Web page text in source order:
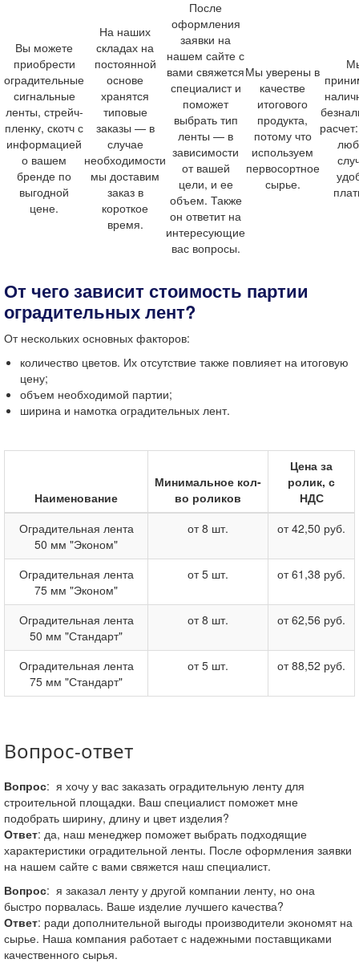
Вы можете
приобрести
оградительные
сигнальные
ленты, стрейч-
пленку, скотч с
информацией
о вашем
бренде по
выгодной
цене.
На наших
складах на
постоянной
основе
хранятся
типовые
заказы — в
случае
необходимости
мы доставим
заказ в
короткое
время.
После
оформления
заявки на
нашем сайте с
вами свяжется
специалист и
поможет
выбрать тип
ленты — в
зависимости
от вашей
цели, и ее
объем. Также
он ответит на
интересующие
вас вопросы.
Мы уверены в
качестве
итогового
продукта,
потому что
используем
первосортное
сырье.
От чего зависит стоимость партии
оградительных лент?
От нескольких основных факторов:
количество цветов. Их отсутствие также повлияет на итоговую
цену;
объем необходимой партии;
ширина и намотка оградительных лент.
Наименование
Минимальное кол-
во роликов
Цена за
ролик, с
НДС
Оградительная лента
50 мм "Эконом"
от 8 шт. от 42,50 руб.
Оградительная лента
75 мм "Эконом"
от 5 шт. от 61,38 руб.
Оградительная лента
50 мм "Стандарт"
от 8 шт. от 62,56 руб.
Оградительная лента
75 мм "Стандарт"
от 5 шт. от 88,52 руб.
Вопрос-ответ
Вопрос: я хочу у вас заказать оградительную ленту для
строительной площадки. Ваш специалист поможет мне
подобрать ширину, длину и цвет изделия?
Ответ: да, наш менеджер поможет выбрать подходящие
характеристики оградительной ленты. После оформления заявки
на нашем сайте с вами свяжется наш специалист.
Вопрос: я заказал ленту у другой компании ленту, но она
быстро порвалась. Ваше изделие лучшего качества?
Ответ: ради дополнительной выгоды производители экономят на
сырье. Наша компания работает с надежными поставщиками
качественного сырья.